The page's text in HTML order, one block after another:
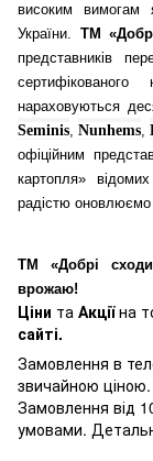
високим вимогам
України. ТМ
представників
нараховуються
Seminis, Nunhems,
офіційним
картопля»
радістю
ТМ «Добрі
врожаю!
Ціни та Акціїна
сайті.
Замовлення в
звичайною ціною.
Замовлення від
умовами.